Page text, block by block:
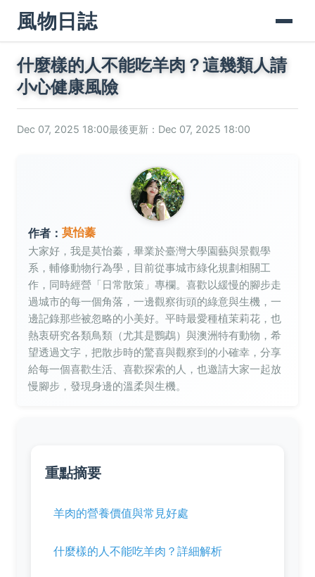
風物日誌
什麼樣的人不能吃羊肉？這幾類人請
小心健康風險
Dec 07, 2025 18:00最後更新：Dec 07, 2025 18:00
作者： 莫怡蓁
大家好，我是莫怡蓁，畢業於臺灣大學園藝與景觀學
系，輔修動物行為學，目前從事城市綠化規劃相關工
作，同時經營「日常散策」專欄。喜歡以緩慢的腳步走
過城市的每一個角落，一邊觀察街頭的綠意與生機，一
邊記錄那些被忽略的小美好。平時最愛種植茉莉花，也
熱衷研究各類鳥類（尤其是鸚鵡）與澳洲特有動物，希
望透過文字，把散步時的驚喜與觀察到的小確幸，分享
給每一個喜歡生活、喜歡探索的人，也邀請大家一起放
慢腳步，發現身邊的溫柔與生機。
重點摘要
羊肉的營養價值與常見好處
什麼樣的人不能吃羊肉？詳細解析